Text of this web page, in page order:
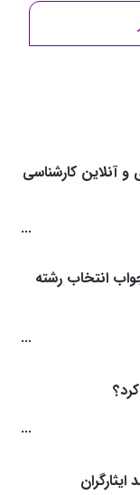
آنلاین کارشناسی
ارشد 1404 - زمان جواب انتخاب رشته